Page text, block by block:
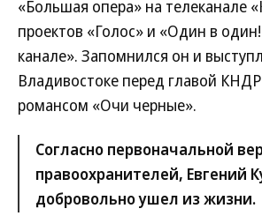
«Большая опера» на телеканале
проектов «Голос» и «Один в
канале». Запомнился он и
Владивостоке перед главой
романсом «Очи черные».
Согласно первоначальной
правоохранителей, Евгений
добровольно ушел из жизни.